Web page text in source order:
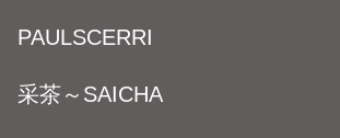
PAULSCERRI
采茶～SAICHA